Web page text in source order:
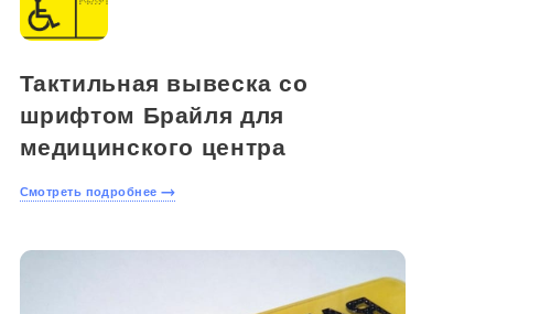
Тактильная вывеска со
шрифтом Брайля для
медицинского центра
Смотреть подробнее